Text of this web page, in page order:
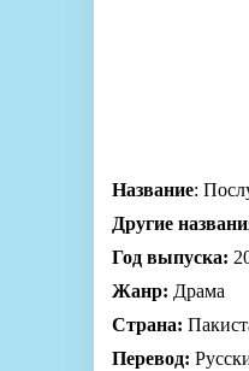
Название:
Другие
Год выпуска:
Жанр: Драма
Страна:
Перевод: